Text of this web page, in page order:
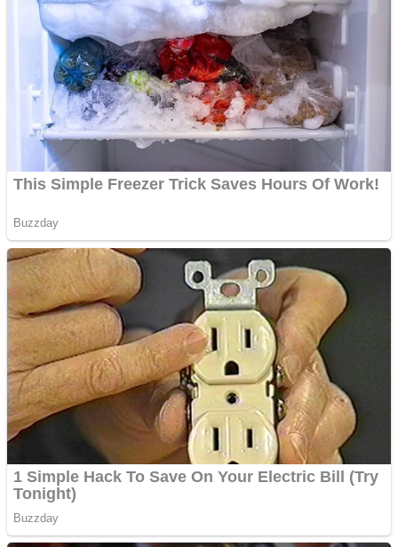
Apartamente 2 camere
Aplică acum pentru toate
tipurile de împrumuturi
și obține bani urgent!
Curatare canapele
Bucuresti. Curatare
profesionala
Website de tip Adsense cu